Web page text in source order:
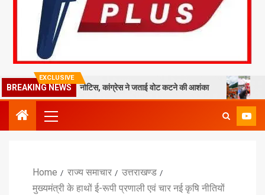
EXCLUSIVE
BREAKING NEWS
को नोटिस, कांग्रेस ने जताई वोट कटने की आशंका धराली आपदा
Home राज्य समाचार
उत्तराखण्ड
मुख्यमंत्री के हाथों ई-रूपी प्रणाली एवं चार नई कृषि नीतियों